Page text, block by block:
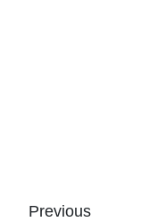
Previous